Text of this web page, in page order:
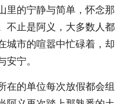
里的宁静与简单，怀念那
不止是阿义，大多数人都
城市的喧嚣中忙碌着，却
安宁。
在的单位每次放假都会组